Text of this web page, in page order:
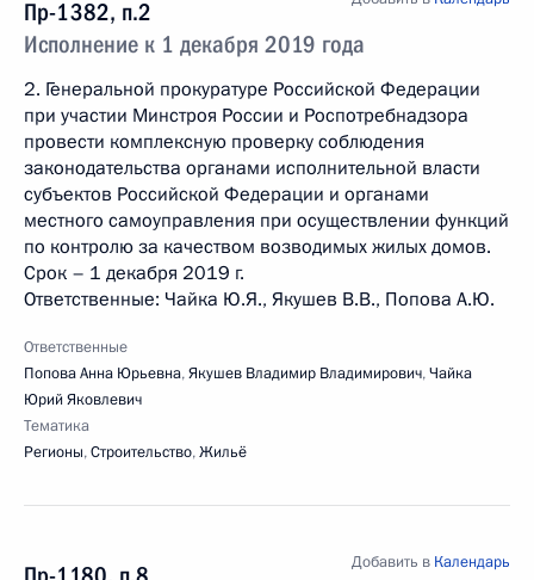
Пр-1382, п.2
Исполнение к 1 декабря 2019 года
2. Генеральной прокуратуре Российской Федерации
при участии Минстроя России и Роспотребнадзора
провести комплексную проверку соблюдения
законодательства органами исполнительной власти
субъектов Российской Федерации и органами
местного самоуправления при осуществлении функций
по контролю за качеством возводимых жилых домов.
Срок – 1 декабря 2019 г.
Ответственные: Чайка Ю.Я., Якушев В.В., Попова А.Ю.
Ответственные
Попова Анна Юрьевна,Якушев Владимир Владимирович,Чайка
Юрий Яковлевич
Тематика
Регионы,Строительство,Жильё
Добавить в Календарь